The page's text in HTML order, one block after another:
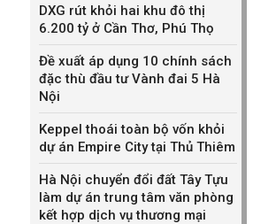
DXG rút khỏi hai khu đô thị
6.200 tỷ ở Cần Thơ, Phú Thọ
Đề xuất áp dụng 10 chính sách
đặc thù đầu tư Vành đai 5 Hà
Nội
Keppel thoái toàn bộ vốn khỏi
dự án Empire City tại Thủ Thiêm
Hà Nội chuyển đổi đất Tây Tựu
làm dự án trung tâm văn phòng
kết hợp dịch vụ thương mại